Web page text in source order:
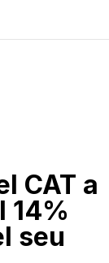
CAT a
14%
seu